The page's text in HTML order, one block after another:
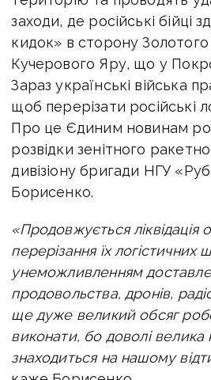
заходи, де російські бійці
кидок» в сторону Золотого
Кучерового Яру, що у
Зараз українські війська
щоб перерізати російські
Про це Єдиним новинам
розвідки зенітного
дивізіону бригади НГУ
Борисенко.
«Продовжується ліквідація
перерізання їх логістичних
унеможливленням
продовольства, дронів,
ще дуже великий обсяг
виконати, бо доволі велика
знаходиться на нашому